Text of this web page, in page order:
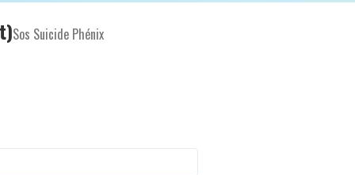
Sos Suicide Phénix